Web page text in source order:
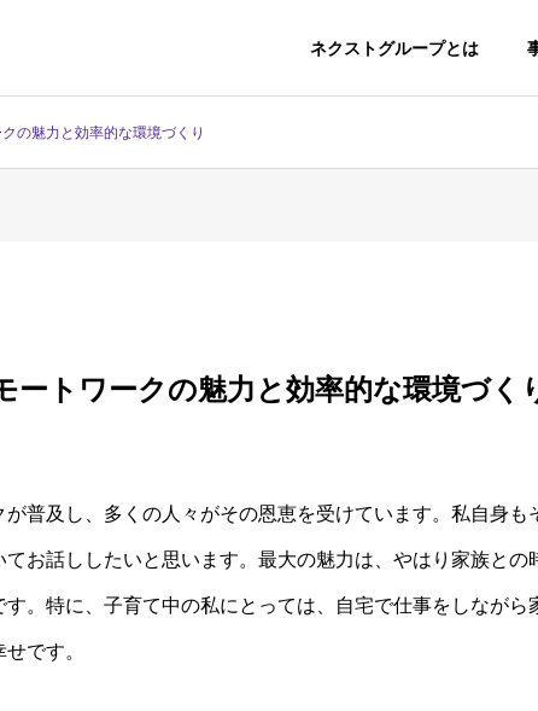
ネクストグループとは
の魅力と効率的な環境づくり
ートワークの魅力と効率的な環境づく
普及し、多くの人々がその恩恵を受けています。私自身も
てお話ししたいと思います。最大の魅力は、やはり家族との
。特に、子育て中の私にとっては、自宅で仕事をしながら
です。